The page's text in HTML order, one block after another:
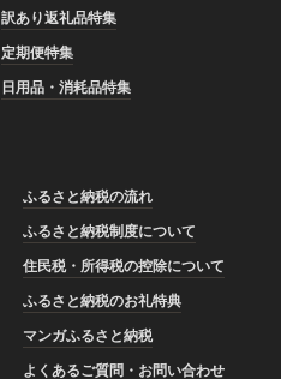
訳あり返礼品特集
定期便特集
日用品・消耗品特集
ふるさと納税の流れ
ふるさと納税制度について
住民税・所得税の控除について
ふるさと納税のお礼特典
マンガふるさと納税
よくあるご質問・お問い合わせ